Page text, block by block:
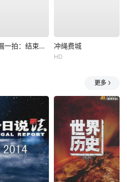
心跳漏一拍：结束在一声嗨 冲绳费城
HD
更多